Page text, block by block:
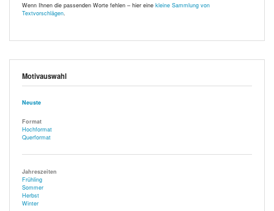
Wenn Ihnen die passenden Worte fehlen – hier eine kleine Sammlung von
Textvorschlägen
Motivauswahl
Neuste
Format
Hochformat
Querformat
Jahreszeiten
Frühling
Sommer
Herbst
Winter